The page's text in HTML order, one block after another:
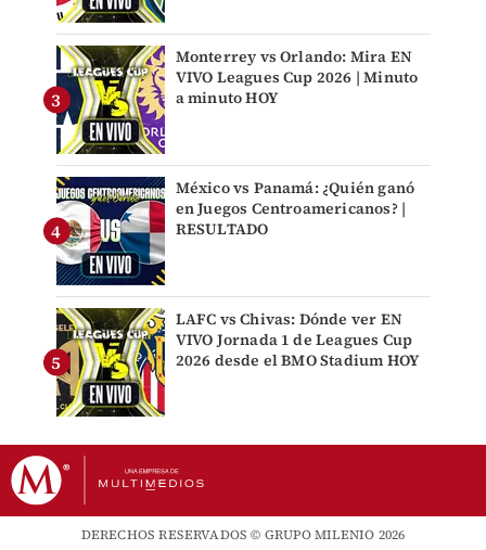
Monterrey vs Orlando: Mira EN
VIVO Leagues Cup 2026 | Minuto
a minuto HOY
México vs Panamá: ¿Quién ganó
en Juegos Centroamericanos? |
RESULTADO
LAFC vs Chivas: Dónde ver EN
VIVO Jornada 1 de Leagues Cup
2026 desde el BMO Stadium HOY
DERECHOS RESERVADOS © GRUPO MILENIO 2026